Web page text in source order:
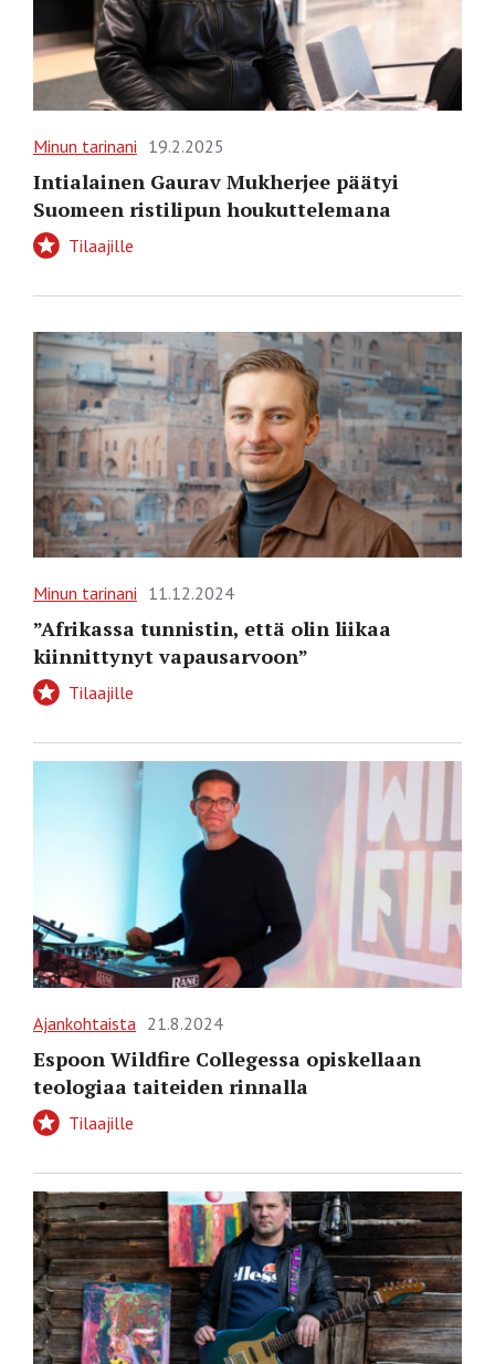
Minun tarinani 19.2.2025
Intialainen Gaurav Mukherjee päätyi
Suomeen ristilipun houkuttelemana
Tilaajille
Minun tarinani 11.12.2024
”Afrikassa tunnistin, että olin liikaa
kiinnittynyt vapausarvoon”
Tilaajille
Ajankohtaista 21.8.2024
Espoon Wildfire Collegessa opiskellaan
teologiaa taiteiden rinnalla
Tilaajille